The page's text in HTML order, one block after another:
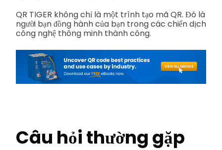
QR TIGER không chỉ là một trình tạo mã QR. Đó là
người bạn đồng hành của bạn trong các chiến dịch
công nghệ thông minh thành công.
Câu hỏi thường gặp